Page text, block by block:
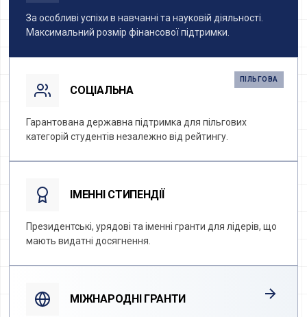
За особливі успіхи в навчанні та науковій діяльності.
Максимальний розмір фінансової підтримки.
СОЦІАЛЬНА
Гарантована державна підтримка для пільгових
категорій студентів незалежно від рейтингу.
ІМЕННІ СТИПЕНДІЇ
Президентські, урядові та іменні гранти для лідерів, що
мають видатні досягнення.
МІЖНАРОДНІ ГРАНТИ